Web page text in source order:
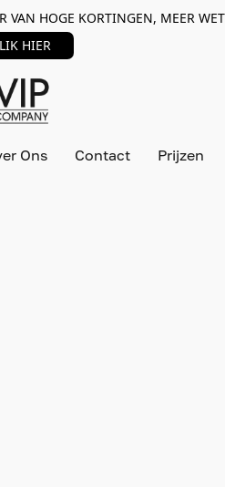
VAN HOGE KORTINGEN, MEER
HIER
Ons Contact Prijzen